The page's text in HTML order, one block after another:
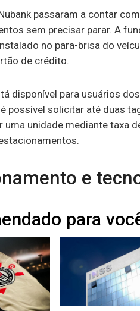
passaram a contar
sem precisar parar. A
no para-brisa do
de crédito.
disponível para usuários
possível solicitar até duas
uma unidade mediante taxa
e
para